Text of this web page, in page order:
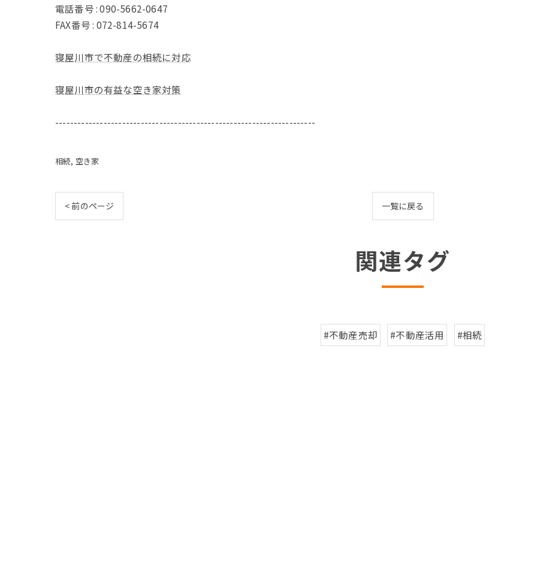
電話番号 : 090-5662-0647
FAX番号 : 072-814-5674
寝屋川市で不動産の相続に対応
寝屋川市の有益な空き家対策
----------------------------------------------------------------------
相続 空き家
< 前のページ 一覧に戻る
関連タグ
#不動産売却 #不動産活用 #相続